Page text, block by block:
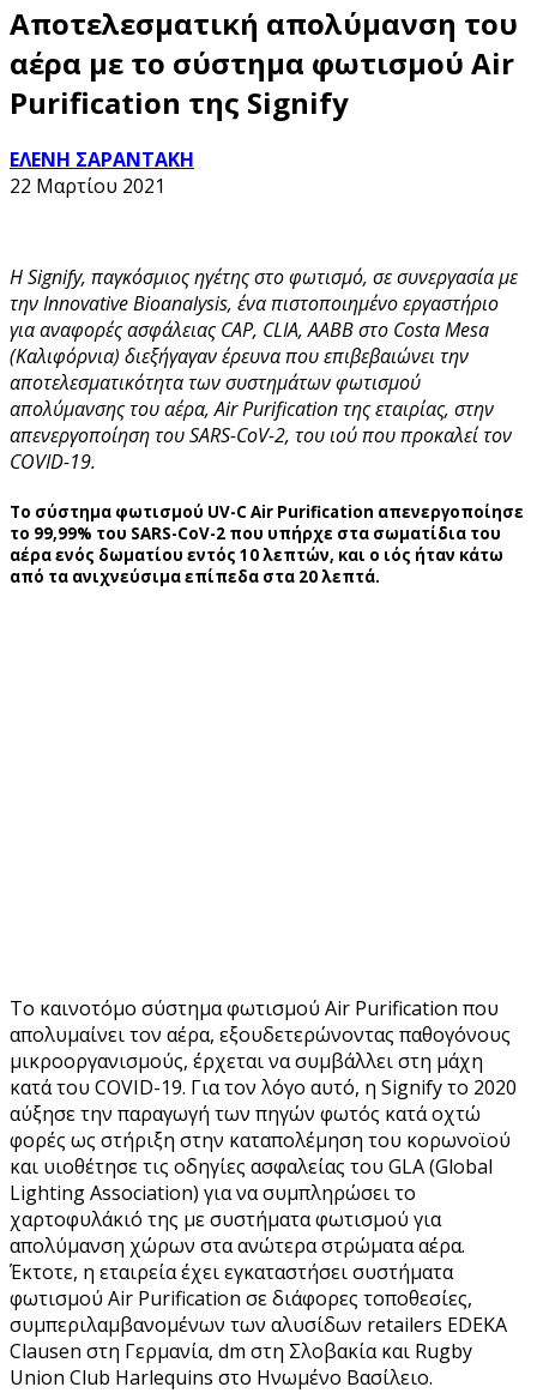
Αποτελεσματική απολύμανση του
αέρα με το σύστημα φωτισμού Air
Purification της Signify
ΕΛΕΝΗ ΣΑΡΑΝΤΑΚΗ
22 Μαρτίου 2021
Η Signify, παγκόσμιος ηγέτης στο φωτισμό, σε συνεργασία με
την Innovative Bioanalysis, ένα πιστοποιημένο εργαστήριο
για αναφορές ασφάλειας CAP, CLIA, AABB στo Costa Mesa
(Καλιφόρνια) διεξήγαγαν έρευνα που επιβεβαιώνει την
αποτελεσματικότητα των συστημάτων φωτισμού
απολύμανσης του αέρα, Air Purification της εταιρίας, στην
απενεργοποίηση του SARS-CoV-2, του ιού που προκαλεί τον
COVID-19.
Το σύστημα φωτισμού UV-C Air Purification απενεργοποίησε
το 99,99% του SARS-CoV-2 που υπήρχε στα σωματίδια του
αέρα ενός δωματίου εντός 10 λεπτών, και ο ιός ήταν κάτω
από τα ανιχνεύσιμα επίπεδα στα 20 λεπτά.
To καινοτόμο σύστημα φωτισμού Air Purification που
απολυμαίνει τον αέρα, εξουδετερώνοντας παθογόνους
μικροοργανισμούς, έρχεται να συμβάλλει στη μάχη
κατά του COVID-19. Για τον λόγο αυτό, η Signify το 2020
αύξησε την παραγωγή των πηγών φωτός κατά οχτώ
φορές ως στήριξη στην καταπολέμηση του κορωνοϊού
και υιοθέτησε τις οδηγίες ασφαλείας του GLA (Global
Lighting Association) για να συμπληρώσει το
χαρτοφυλάκιό της με συστήματα φωτισμού για
απολύμανση χώρων στα ανώτερα στρώματα αέρα.
Έκτοτε, η εταιρεία έχει εγκαταστήσει συστήματα
φωτισμού Air Purification σε διάφορες τοποθεσίες,
συμπεριλαμβανομένων των αλυσίδων retailers EDEKA
Clausen στη Γερμανία, dm στη Σλοβακία και Rugby
Union Club Harlequins στο Ηνωμένο Βασίλειο.